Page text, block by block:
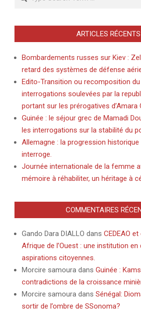
ARTICLES RÉCENTS
Bombardements russes sur Kiev :
retard des systèmes de défense
Edito-Transition ou recomposition
interrogations soulevées par la
portant sur les prérogatives d’Amara
Guinée : le séjour grec de Mamadi
les interrogations sur la stabilité du
Allemagne : la progression historique
interroge.
Journée internationale de la femme
mémoire à réhabiliter, un héritage à
COMMENTAIRES
Gando Dara DIALLO dans CEDEAO
Afrique de l’Ouest : une institution en
aspirations citoyennes.
Morcire samoura dans Guinée :
contradictions de la croissance
Morcire samoura dans Sénégal:
sortir de l’ombre de SSonoma?